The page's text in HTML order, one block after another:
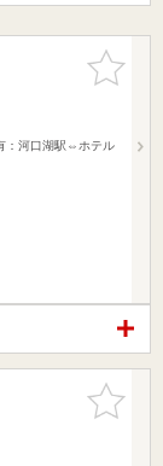
お気に入
りに追加
：河口湖駅⇔ホテル
お気に入
りに追加